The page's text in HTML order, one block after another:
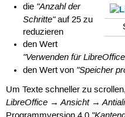
die "Anzahl der
Schritte"auf 25 zu
reduzieren
den Wert
"Verwenden für
den Wert von "Speicher
Um Texte schneller zu
LibreOffice → Ansicht →